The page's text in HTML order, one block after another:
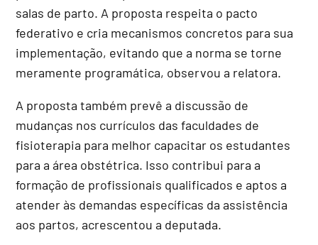
salas de parto. A proposta respeita o pacto
federativo e cria mecanismos concretos para sua
implementação, evitando que a norma se torne
meramente programática, observou a relatora.
A proposta também prevê a discussão de
mudanças nos currículos das faculdades de
fisioterapia para melhor capacitar os estudantes
para a área obstétrica. Isso contribui para a
formação de profissionais qualificados e aptos a
atender às demandas específicas da assistência
aos partos, acrescentou a deputada.